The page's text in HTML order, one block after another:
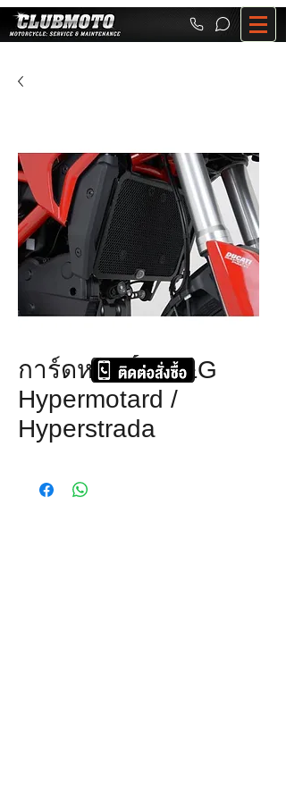
การ์ดหม้อน้ำ R&G
Hypermotard /
Hyperstrada